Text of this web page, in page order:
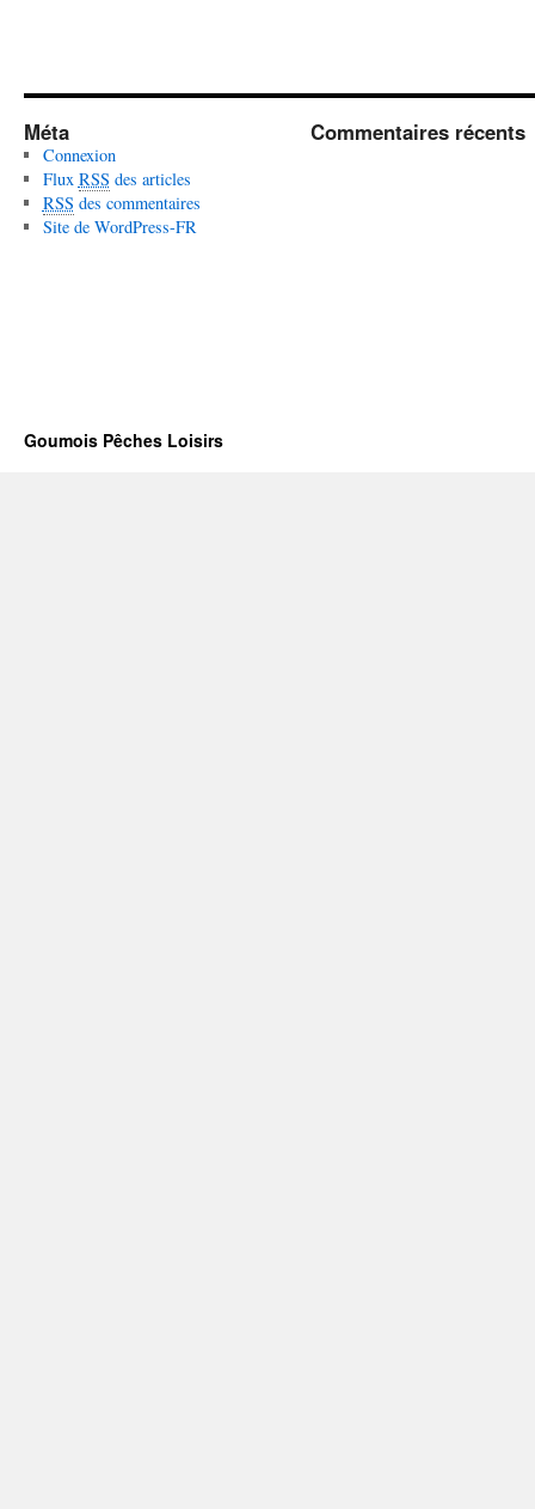
Méta
Connexion
Flux RSS des articles
RSS des commentaires
Site de WordPress-FR
Commentaires récents
Goumois Pêches Loisirs